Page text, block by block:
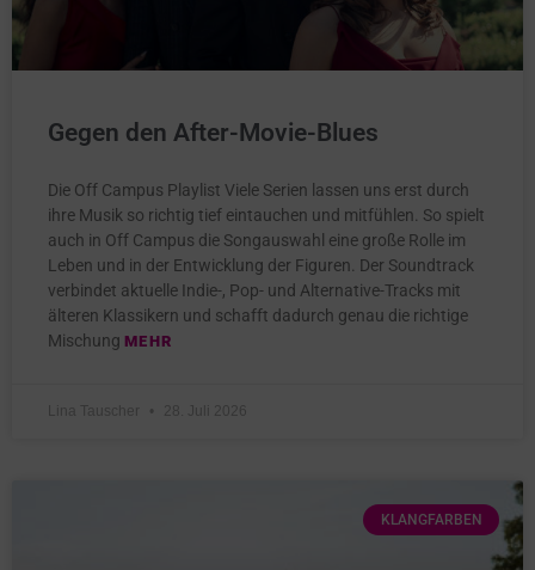
Gegen den After-Movie-Blues
Die Off Campus Playlist Viele Serien lassen uns erst durch
ihre Musik so richtig tief eintauchen und mitfühlen. So spielt
auch in Off Campus die Songauswahl eine große Rolle im
Leben und in der Entwicklung der Figuren. Der Soundtrack
verbindet aktuelle Indie-, Pop- und Alternative-Tracks mit
älteren Klassikern und schafft dadurch genau die richtige
Mischung MEHR
Lina Tauscher 28. Juli 2026
KLANGFARBEN